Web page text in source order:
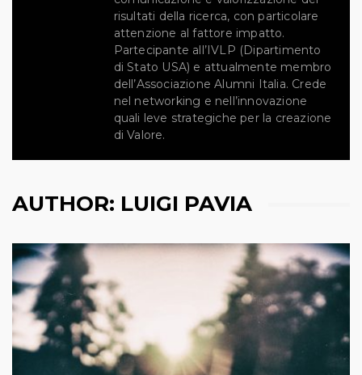
risultati della ricerca, con particolare
attenzione al fattore impatto.
Partecipante all’IVLP (Dipartimento
di Stato USA) e attualmente membro
dell’Associazione Alumni Italia. Crede
nel networking e nell’innovazione
quali leve strategiche per la creazione
di Valore.
AUTHOR: LUIGI PAVIA